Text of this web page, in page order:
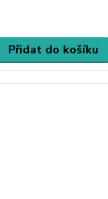
Přidat do košíku